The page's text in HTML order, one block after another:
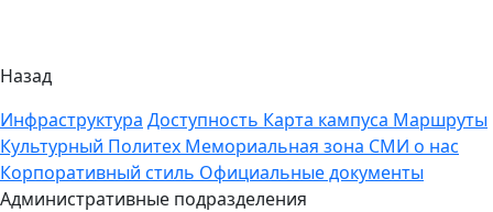
Назад
Инфраструктура Доступность Карта кампуса Маршруты
Культурный Политех Мемориальная зона СМИ о нас
Корпоративный стиль Официальные документы
Административные подразделения